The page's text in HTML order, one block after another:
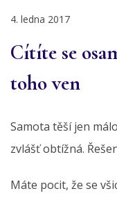
4. ledna 2017
Cítíte se
toho ven
Samota těší jen
zvlášť obtížná.
Máte pocit, že se